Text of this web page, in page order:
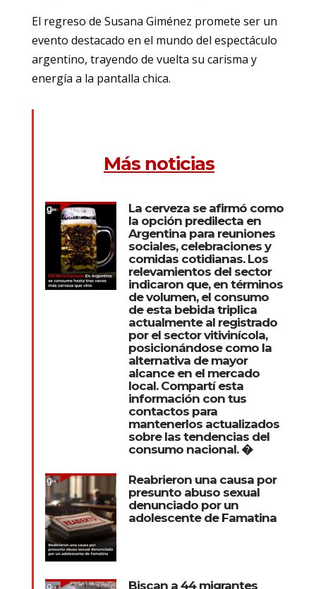
El regreso de Susana Giménez promete ser un
evento destacado en el mundo del espectáculo
argentino, trayendo de vuelta su carisma y
energía a la pantalla chica.
Más noticias
La cerveza se afirmó como
la opción predilecta en
Argentina para reuniones
sociales, celebraciones y
comidas cotidianas. Los
relevamientos del sector
indicaron que, en términos
de volumen, el consumo
de esta bebida triplica
actualmente al registrado
por el sector vitivinícola,
posicionándose como la
alternativa de mayor
alcance en el mercado
local. Compartí esta
información con tus
contactos para
mantenerlos actualizados
sobre las tendencias del
consumo nacional. �
Reabrieron una causa por
presunto abuso sexual
denunciado por un
adolescente de Famatina
Biscan a 44 migrantes